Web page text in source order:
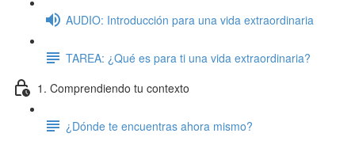
AUDIO: Introducción para una vida extraordinaria
TAREA: ¿Qué es para ti una vida extraordinaria?
1. Comprendiendo tu contexto
¿Dónde te encuentras ahora mismo?